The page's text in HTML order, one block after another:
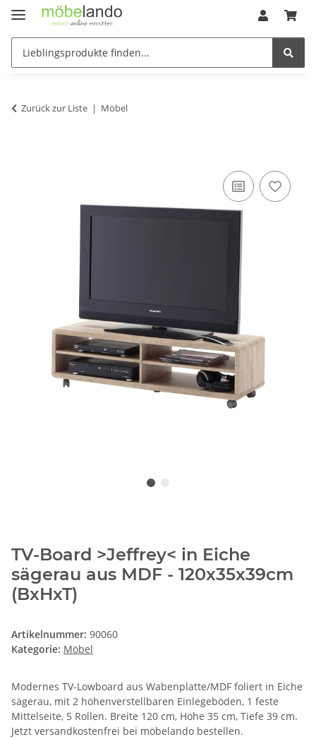
Zurück zur Liste Möbel
TV-Board >Jeffrey< in Eiche
sägerau aus MDF - 120x35x39cm
(BxHxT)
Artikelnummer: 90060
Kategorie: Möbel
Modernes TV-Lowboard aus Wabenplatte/MDF foliert in Eiche
sägerau, mit 2 höhenverstellbaren Einlegeböden, 1 feste
Mittelseite, 5 Rollen. Breite 120 cm, Höhe 35 cm, Tiefe 39 cm.
Jetzt versandkostenfrei bei möbelando bestellen.